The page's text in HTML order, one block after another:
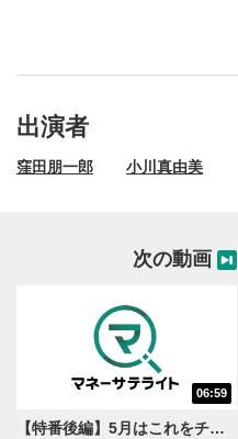
出演者
窪田朋一郎 小川真由美
次の動画
06:59
【特番後編】5月はこれをチェック！自社株買いの可能性アリ？銘柄5選！